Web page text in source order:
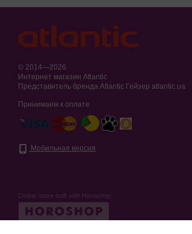
© 2014—2026
Интернет магазин Atlantic
Представитель бренда Atlantic Гейзер atlantic.ua
Принимаем к оплате
Мобильная версия
Online store built with Horoshop